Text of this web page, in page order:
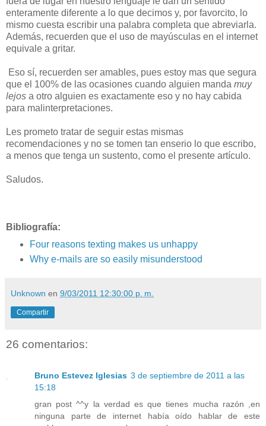
enteramente diferente a lo que decimos y, por favorcito, lo
mismo cuesta escribir una palabra completa que abreviarla.
Además, recuerden que el uso de mayúsculas en el internet
equivale a gritar.
Eso sí, recuerden ser amables, pues estoy mas que segura
que el 100% de las ocasiones cuando alguien manda muy
lejos a otro alguien es exactamente eso y no hay cabida
para malinterpretaciones.
Les prometo tratar de seguir estas mismas
recomendaciones y no se tomen tan enserio lo que escribo,
a menos que tenga un sustento, como el presente artículo.
Saludos.
Bibliografía:
Four reasons texting makes us unhappy
Why e-mails are so easily misunderstood
Unknown en 9/03/2011 12:30:00 p. m.
Compartir
26 comentarios:
Bruno Estevez Iglesias 3 de septiembre de 2011 a las
15:18
gran post ^^y la verdad es que tienes mucha razón ,en
ninguna parte de internet había oído hablar de este